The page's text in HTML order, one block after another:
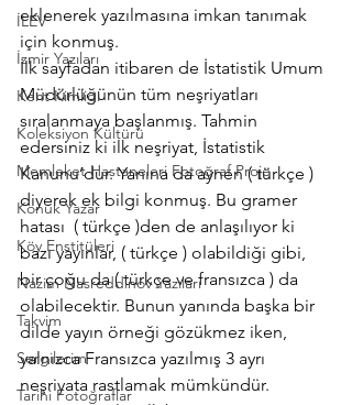
İLEV
İzmir Yazıları
Kent Kimliği
Koleksiyon Kültürü
Memleket Hastaneleri Fotoğraf Proje
Konuk Yazar
Köy Enstitüleri
Nazim Nasreddinov Yazıları
Takvim
Sergilerim
Tarihi Fotoğraflar
eklenerek yazılmasına imkan tanımak
için konmuş.
İlk sayfadan itibaren de İstatistik Umum
Müdürlüğünün tüm neşriyatları
sıralanmaya başlanmış. Tahmin
edersiniz ki ilk neşriyat, İstatistik
Kanunu’dur. Yanına da aynen ( türkçe )
diyerek ek bilgi konmuş. Bu gramer
hatası  ( türkçe )den de anlaşılıyor ki
bazı yayınlar, ( türkçe ) olabildiği gibi,
bir çoğu da ( türkçe ve fransızca ) da
olabilecektir. Bunun yanında başka bir
dilde yayın örneği gözükmez iken,
yalnızca Fransızca yazılmış 3 ayrı
neşriyata rastlamak mümkündür.